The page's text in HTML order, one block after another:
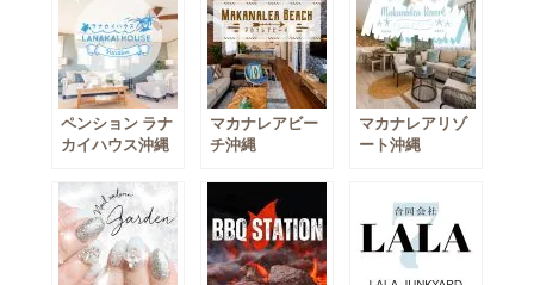
ペンション ラナ
カイハウス沖縄
マカナレアビー
チ沖縄
マカナレアリゾ
ート沖縄